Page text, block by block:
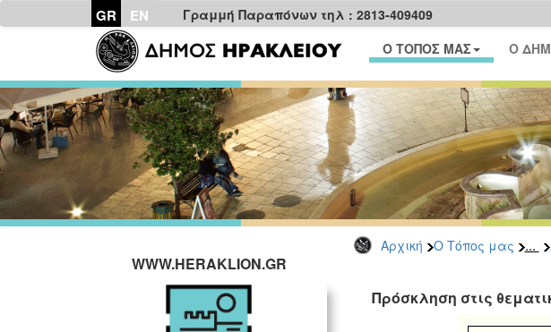
GR EN Γραμμή Παραπόνων τηλ : 2813-409409
Ο ΤΟΠΟΣ ΜΑΣ Ο
Αρχική Ο Τόπος μας ...
WWW.HERAKLION.GR
Πρόσκληση στις